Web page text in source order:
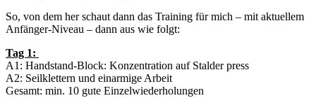
So, von dem her schaut dann das Training für mich – mit aktuellem
Anfänger-Niveau – dann aus wie folgt:
Tag 1:
A1: Handstand-Block: Konzentration auf Stalder press
A2: Seilklettern und einarmige Arbeit
Gesamt: min. 10 gute Einzelwiederholungen